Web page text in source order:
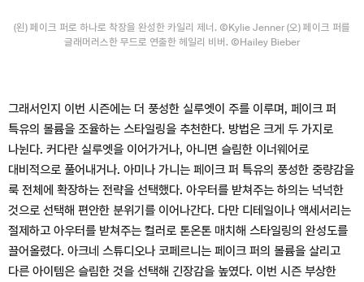
(왼) 페이크 퍼로 하나로 착장을 완성한 카일리 제너. ⒸKylie Jenner (오) 페이크 퍼를
글래머러스한 무드로 연출한 헤일리 비버. ⒸHailey Bieber
그래서인지 이번 시즌에는 더 풍성한 실루엣이 주를 이루며, 페이크 퍼
특유의 볼륨을 조율하는 스타일링을 추천한다. 방법은 크게 두 가지로
나뉜다. 커다란 실루엣을 이어가거나, 아니면 슬림한 이너웨어로
대비적으로 풀어내거나. 아미나 가니는 페이크 퍼 특유의 풍성한 중량감을
룩 전체에 확장하는 전략을 선택했다. 아우터를 받쳐주는 하의는 넉넉한
것으로 선택해 편안한 분위기를 이어나간다. 다만 디테일이나 액세서리는
절제하고 아우터를 받쳐주는 컬러로 톤온톤 매치해 스타일링의 완성도를
끌어올렸다. 아크네 스튜디오나 코페르니는 페이크 퍼의 볼륨을 살리고
다른 아이템은 슬림한 것을 선택해 긴장감을 높였다. 이번 시즌 부상한